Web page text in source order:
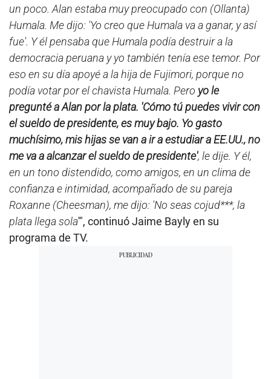
un poco. Alan estaba muy preocupado con (Ollanta)
Humala. Me dijo: 'Yo creo que Humala va a ganar, y así
fue'. Y él pensaba que Humala podía destruir a la
democracia peruana y yo también tenía ese temor. Por
eso en su día apoyé a la hija de Fujimori, porque no
podía votar por el chavista Humala. Pero yo le
pregunté a Alan por la plata. 'Cómo tú puedes vivir con
el sueldo de presidente, es muy bajo. Yo gasto
muchísimo, mis hijas se van a ir a estudiar a EE.UU., no
me va a alcanzar el sueldo de presidente', le dije. Y él,
en un tono distendido, como amigos, en un clima de
confianza e intimidad, acompañado de su pareja
Roxanne (Cheesman), me dijo: 'No seas cojud***, la
plata llega sola'", continuó Jaime Bayly en su
programa de TV.